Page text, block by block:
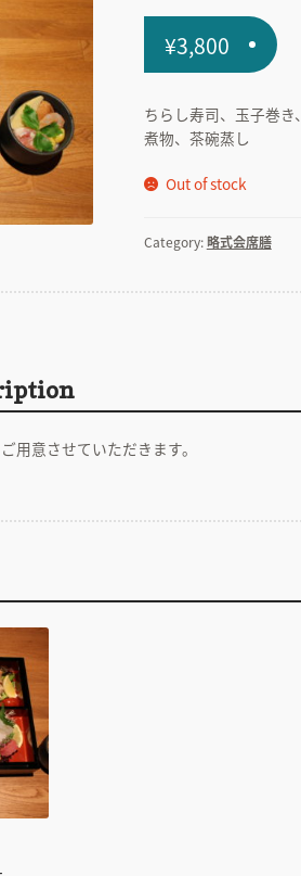
¥3,800
ちらし寿司、玉子巻き
煮物、茶碗蒸し
Out of stock
Category:略式会席膳
用意させていただきます。